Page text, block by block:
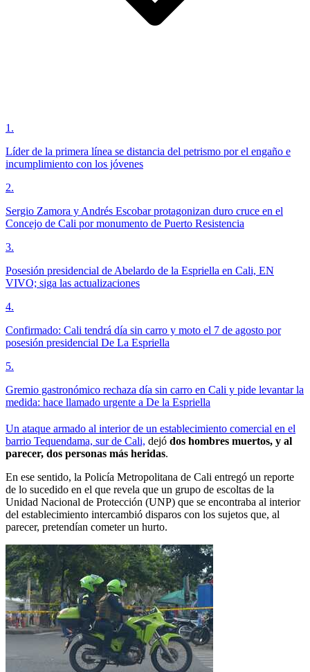
1 .
Líder de la primera línea se distancia del petrismo por el engaño e
incumplimiento con los jóvenes
2.
Sergio Zamora y Andrés Escobar protagonizan duro cruce en el
Concejo de Cali por monumento de Puerto Resistencia
3.
Posesión presidencial de Abelardo de la Espriella en Cali, EN
VIVO; siga las actualizaciones
4.
Confirmado: Cali tendrá día sin carro y moto el 7 de agosto por
posesión presidencial De La Espriella
5.
Gremio gastronómico rechaza día sin carro en Cali y pide levantar la
medida: hace llamado urgente a De la Espriella
Un ataque armado al interior de un establecimiento comercial en el
barrio Tequendama, sur de Cali, dejó dos hombres muertos, y al
parecer, dos personas más heridas.
En ese sentido, la Policía Metropolitana de Cali entregó un reporte
de lo sucedido en el que revela que un grupo de escoltas de la
Unidad Nacional de Protección (UNP) que se encontraba al interior
del establecimiento intercambió disparos con los sujetos que, al
parecer, pretendían cometer un hurto.